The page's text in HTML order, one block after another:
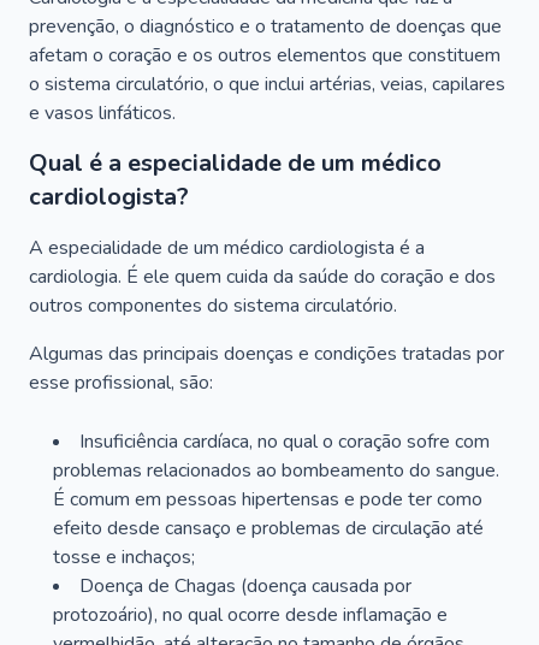
prevenção, o diagnóstico e o tratamento de doenças que
afetam o coração e os outros elementos que constituem
o sistema circulatório, o que inclui artérias, veias, capilares
e vasos linfáticos.
Qual é a especialidade de um médico
cardiologista?
A especialidade de um médico cardiologista é a
cardiologia. É ele quem cuida da saúde do coração e dos
outros componentes do sistema circulatório.
Algumas das principais doenças e condições tratadas por
esse profissional, são:
Insuficiência cardíaca, no qual o coração sofre com
problemas relacionados ao bombeamento do sangue.
É comum em pessoas hipertensas e pode ter como
efeito desde cansaço e problemas de circulação até
tosse e inchaços;
Doença de Chagas (doença causada por
protozoário), no qual ocorre desde inflamação e